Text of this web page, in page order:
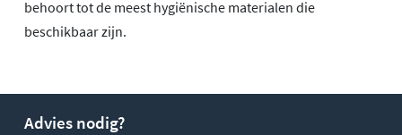
behoort tot de meest hygiënische materialen die
beschikbaar zijn.
Advies nodig?